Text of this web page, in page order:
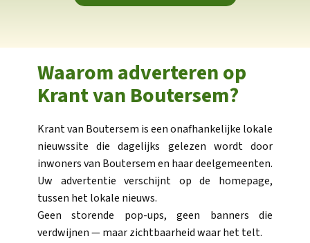
Waarom adverteren op
Krant van Boutersem?
Krant van Boutersem is een onafhankelijke lokale
nieuwssite die dagelijks gelezen wordt door
inwoners van Boutersem en haar deelgemeenten.
Uw advertentie verschijnt op de homepage,
tussen het lokale nieuws.
Geen storende pop-ups, geen banners die
verdwijnen — maar zichtbaarheid waar het telt.